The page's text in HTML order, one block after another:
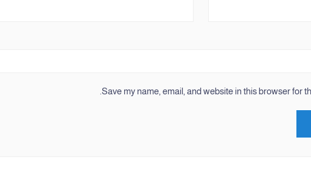
Save my name, email, and website in this browser for